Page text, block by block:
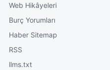
Web Hikâyeleri
Burç Yorumları
Haber Sitemap
RSS
llms.txt